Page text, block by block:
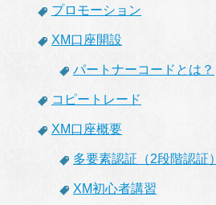
プロモーション
XM口座開設
パートナーコードとは？
コピートレード
XM口座概要
多要素認証（2段階認証）
XM初心者講習